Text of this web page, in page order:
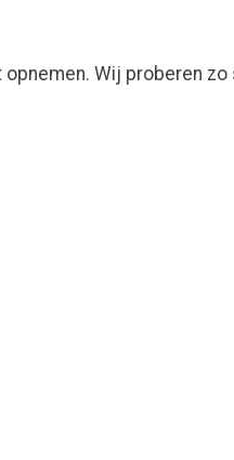
Wij proberen